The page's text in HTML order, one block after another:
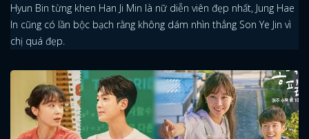
Hyun Bin từng khen Han Ji Min là nữ diễn viên đẹp nhất, Jung Hae
In cũng có lần bộc bạch rằng không dám nhìn thẳng Son Ye Jin vì
chị quá đẹp.